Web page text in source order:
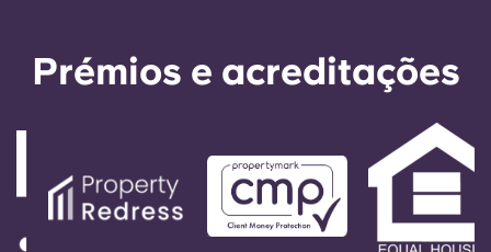
Prémios e acreditações